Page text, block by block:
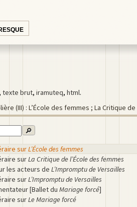
, texte brut, iramuteq, html.
(III) : L’École des femmes ; La Critique
🔎
surL’École des femmes
surLa Critique de l’École des femmes
les acteurs de L’Impromptu de Versailles
surL’Impromptu de Versailles
[Ballet du Mariage forcé]
surLe Mariage forcé